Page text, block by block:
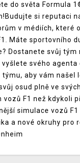
do světa Formula
si reputaci
v médiích, které
Máte sportovního
Dostanete svůj tým
svého agenta
týmu, aby vám našel
osud plně ve
vozů F1 než kdykoli
simulace vozů F1
a nové okruhy pro